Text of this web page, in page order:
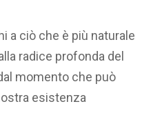
a ciò che è più naturale
radice profonda del
momento che può
esistenza